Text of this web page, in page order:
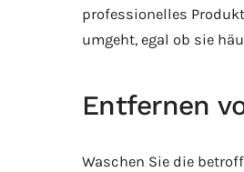
professionelles
umgeht, egal ob sie
Entfernen
Waschen Sie die